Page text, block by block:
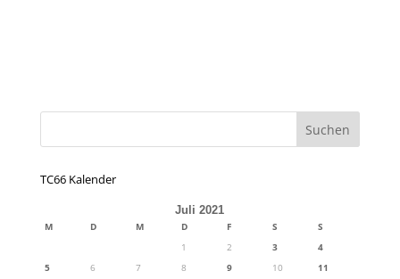
TC66 Kalender
Juli 2021
M D M D F S
S
1
2 3
4
5
6 7 8 9 10
11